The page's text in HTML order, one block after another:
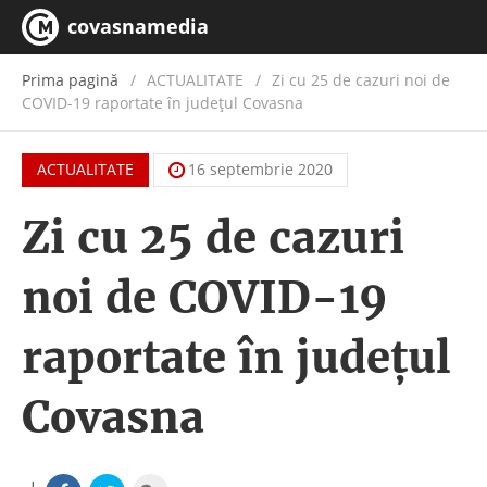
covasnamedia
Prima pagină ACTUALITATE / Zi cu 25 de cazuri noi de
COVID-19 raportate în județul Covasna
ACTUALITATE 16 septembrie 2020
Zi cu 25 de cazuri
noi de COVID-19
raportate în județul
Covasna